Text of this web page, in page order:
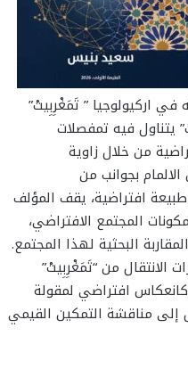
اركيولوجيا ” تَمَغْرِبِيتْ”
يتناول فيه تمفصلات
من خلال زاوية
الالمام بجوانب من
افتراضية، يقف المؤلف
المجتمع الافتراضي،
البحثية لهذا المجتمع.
من “تَمَغْرِبِيتْ”
افتراضي لمقولة
إلى مناقشة التمكين القيمي